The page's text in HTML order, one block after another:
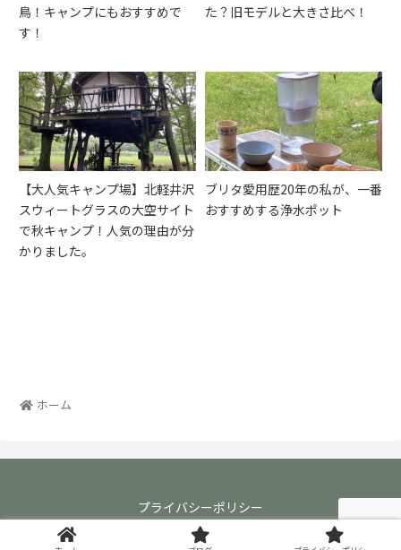
鳥！キャンプにもおすすめで
す！
た？旧モデルと大きさ比べ！
【大人気キャンプ場】北軽井沢
スウィートグラスの大空サイト
で秋キャンプ！人気の理由が分
かりました。
ブリタ愛用歴20年の私が、一番
おすすめする浄水ポット
ホーム
プライバシーポリシー
© 2021 モス子Blog.